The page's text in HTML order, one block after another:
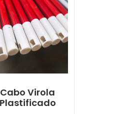
Cabo Virola
Plastificado